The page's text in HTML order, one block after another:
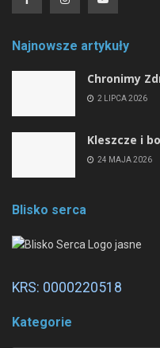
Najnowsze artykuły
Chronimy
2 LIPCA 2026
Kleszcze i
24 MAJA 2026
Blisko serca
KRS: 0000220518
Kategorie